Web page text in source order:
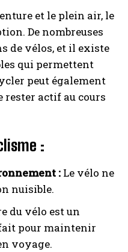
et le plein air, le
De nombreuses
de vélos, et il existe
qui permettent
peut également
rester actif au cours
:
: Le vélo ne
nuisible.
du vélo est un
pour maintenir
voyage.